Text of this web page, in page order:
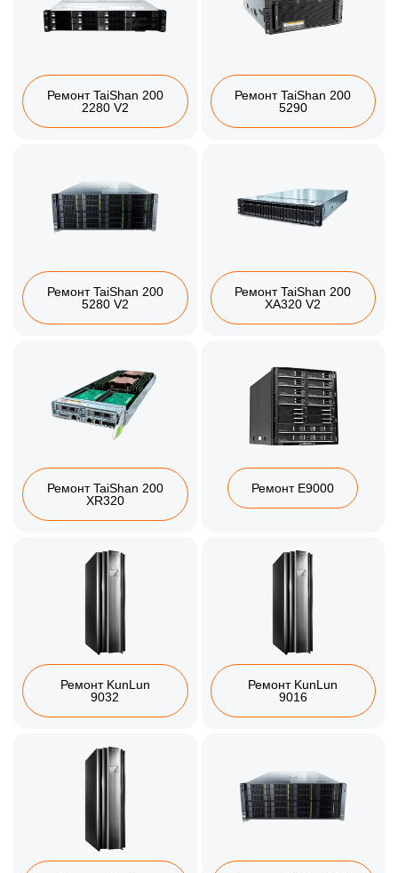
Ремонт TaiShan 200
2280 V2
Ремонт TaiShan 200
5290
Ремонт TaiShan 200
5280 V2
Ремонт TaiShan 200
XA320 V2
Ремонт TaiShan 200
XR320
Ремонт E9000
Ремонт KunLun
9032
Ремонт KunLun
9016